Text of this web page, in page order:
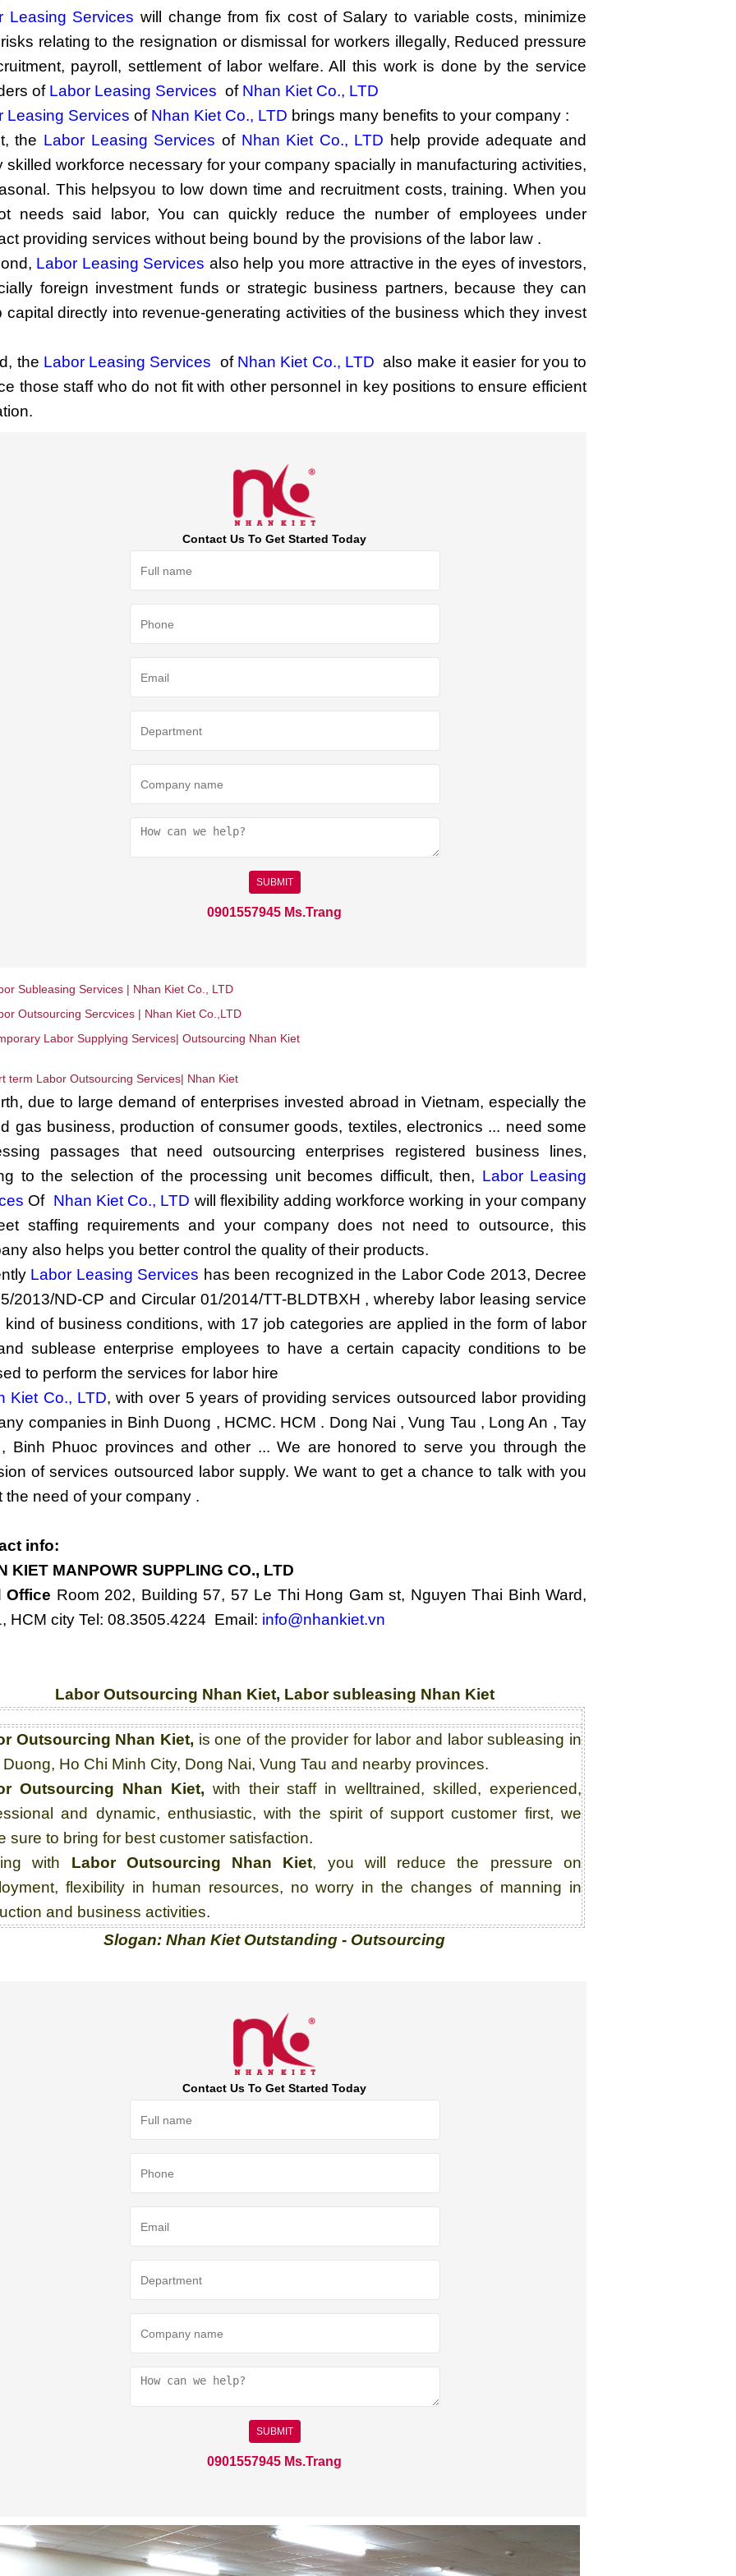
Leasing Services will change from fix cost of Salary to variable costs, minimize
relating to the resignation or dismissal for workers illegally, Reduced pressure
payroll, settlement of labor welfare. All this work is done by the service
of Labor Leasing Services of Nhan Kiet Co., LTD
Leasing Services of Nhan Kiet Co., LTD brings many benefits to your company :
the Labor Leasing Services of Nhan Kiet Co., LTD help provide adequate and
skilled workforce necessary for your company spacially in manufacturing activities,
This helpsyou to low down time and recruitment costs, training. When you
needs said labor, You can quickly reduce the number of employees under
providing services without being bound by the provisions of the labor law .
Labor Leasing Services also help you more attractive in the eyes of investors,
foreign investment funds or strategic business partners, because they can
capital directly into revenue-generating activities of the business which they invest
the Labor Leasing Services of Nhan Kiet Co., LTD also make it easier for you to
those staff who do not fit with other personnel in key positions to ensure efficient
Contact Us To Get Started Today
SUBMIT
0901557945 Ms.Trang
Subleasing Services | Nhan Kiet Co., LTD
Outsourcing Sercvices | Nhan Kiet Co.,LTD
Labor Supplying Services| Outsourcing Nhan Kiet
term Labor Outsourcing Services| Nhan Kiet
due to large demand of enterprises invested abroad in Vietnam, especially the
gas business, production of consumer goods, textiles, electronics ... need some
passages that need outsourcing enterprises registered business lines,
to the selection of the processing unit becomes difficult, then, Labor Leasing
Of Nhan Kiet Co., LTD will flexibility adding workforce working in your company
staffing requirements and your company does not need to outsource, this
also helps you better control the quality of their products.
Labor Leasing Services has been recognized in the Labor Code 2013, Decree
2013/ND-CP and Circular 01/2014/TT-BLDTBXH , whereby labor leasing service
kind of business conditions, with 17 job categories are applied in the form of labor
sublease enterprise employees to have a certain capacity conditions to be
to perform the services for labor hire
Kiet Co., LTD, with over 5 years of providing services outsourced labor providing
companies in Binh Duong , HCMC. HCM . Dong Nai , Vung Tau , Long An , Tay
Binh Phuoc provinces and other ... We are honored to serve you through the
of services outsourced labor supply. We want to get a chance to talk with you
the need of your company .
info:
KIET MANPOWR SUPPLING CO., LTD
Office Room 202, Building 57, 57 Le Thi Hong Gam st, Nguyen Thai Binh Ward,
HCM city Tel: 08.3505.4224 Email: info@nhankiet.vn
Labor Outsourcing Nhan Kiet, Labor subleasing Nhan Kiet
Outsourcing Nhan Kiet, is one of the provider for labor and labor subleasing in
Duong, Ho Chi Minh City, Dong Nai, Vung Tau and nearby provinces.
Outsourcing Nhan Kiet, with their staff in welltrained, skilled, experienced,
and dynamic, enthusiastic, with the spirit of support customer first, we
sure to bring for best customer satisfaction.
with Labor Outsourcing Nhan Kiet, you will reduce the pressure on
flexibility in human resources, no worry in the changes of manning in
and business activities.
Slogan: Nhan Kiet Outstanding - Outsourcing
Contact Us To Get Started Today
SUBMIT
0901557945 Ms.Trang